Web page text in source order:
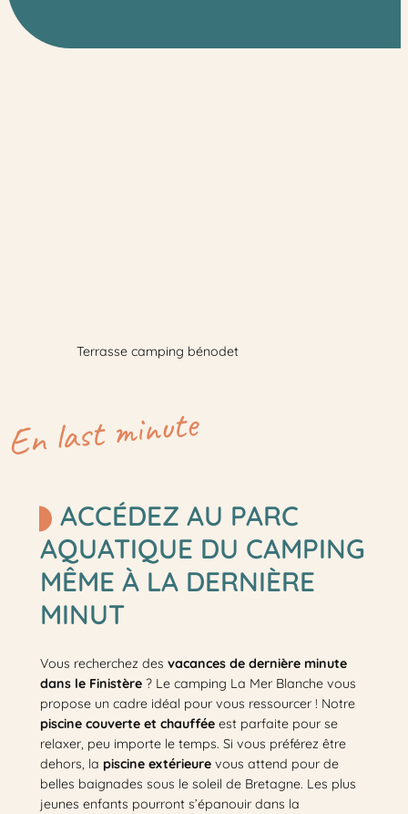
TV, un lave-vaisselle et la climatisation,
Terrasse camping bénodet
En last minute
ACCÉDEZ AU PARC
AQUATIQUE DU CAMPING
MÊME À LA DERNIÈRE
MINUT
Vous recherchez des vacances de dernière minute
dans le Finistère? Le camping La Mer Blanche vous
propose un cadre idéal pour vous ressourcer ! Notre
piscine couverte et chaufféeest parfaite pour se
relaxer, peu importe le temps. Si vous préférez être
dehors, la piscine extérieurevous attend pour de
belles baignades sous le soleil de Bretagne. Les plus
jeunes enfants pourront s’épanouir dans la